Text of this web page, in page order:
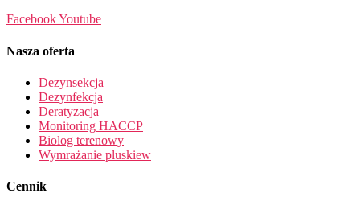
FacebookYoutube
Nasza oferta
Dezynsekcja
Dezynfekcja
Deratyzacja
Monitoring HACCP
Biolog terenowy
Wymrażanie pluskiew
Cennik